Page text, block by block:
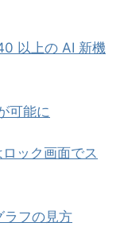
以上の AI 新機
可能に
ック画面でス
ラフの見方